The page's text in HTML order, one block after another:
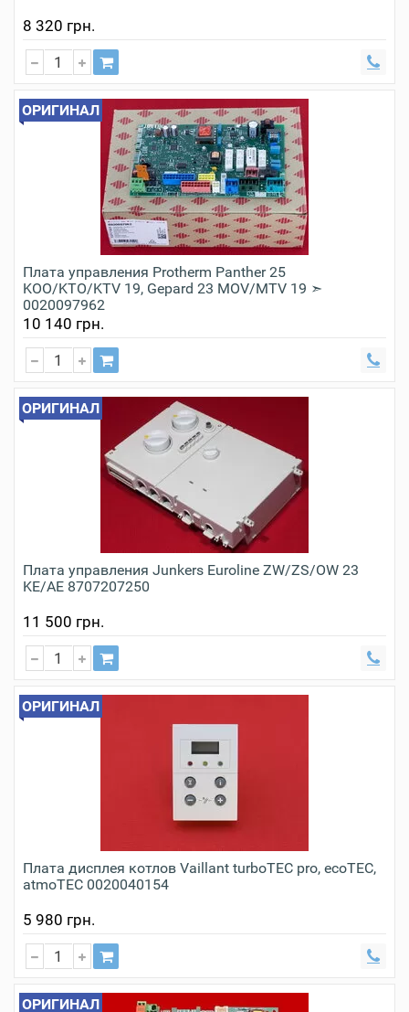
8 320 грн.
ОРИГИНАЛ
Плата управления Protherm Panther 25
KOO/KTO/KTV 19, Gepard 23 MOV/MTV 19 ➣
0020097962
10 140 грн.
ОРИГИНАЛ
Плата управления Junkers Euroline ZW/ZS/OW 23
KE/AE 8707207250
11 500 грн.
ОРИГИНАЛ
Плата дисплея котлов Vaillant turboTEC pro, ecoTEC,
atmoTEC 0020040154
5 980 грн.
ОРИГИНАЛ